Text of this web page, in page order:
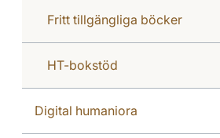
Fritt tillgängliga böcker
HT-bokstöd
Digital humaniora